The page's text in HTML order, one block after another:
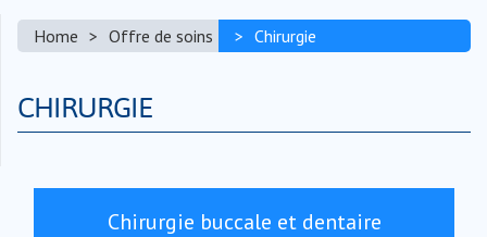
Home Offre de soins Chirurgie
CHIRURGIE
Chirurgie buccale et dentaire